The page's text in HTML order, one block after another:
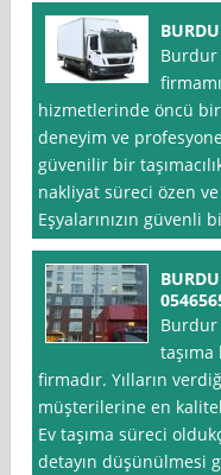
Burdur
hizmetlerinde öncü bir
deneyim ve
güvenilir bir
nakliyat süreci özen
Eşyalarınızın güvenli
Burdur
firmadır. Yılların
müşterilerine en
Ev taşıma süreci
detayın düşünülmesi